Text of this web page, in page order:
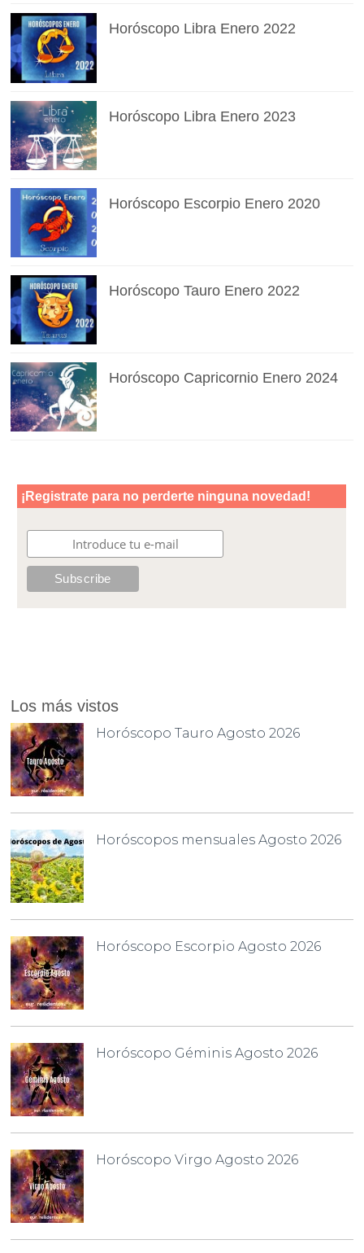
Horóscopo Libra Enero 2022
Horóscopo Libra Enero 2023
Horóscopo Escorpio Enero 2020
Horóscopo Tauro Enero 2022
Horóscopo Capricornio Enero 2024
Los más vistos
Horóscopo Tauro Agosto 2026
Horóscopos mensuales Agosto 2026
Horóscopo Escorpio Agosto 2026
Horóscopo Géminis Agosto 2026
Horóscopo Virgo Agosto 2026